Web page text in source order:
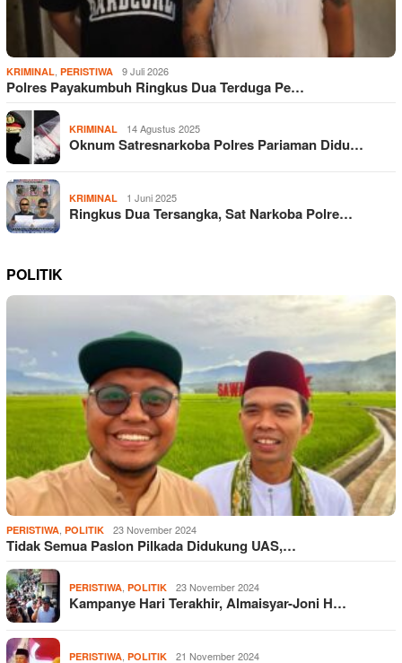
KRIMINAL PERISTIWA 9 Juli 2026
Polres Payakumbuh Ringkus Dua Terduga Pe…
KRIMINAL 14 Agustus 2025
Oknum Satresnarkoba Polres Pariaman Didu…
KRIMINAL 1 Juni 2025
Ringkus Dua Tersangka, Sat Narkoba Polre…
POLITIK
PERISTIWA POLITIK 23 November 2024
Tidak Semua Paslon Pilkada Didukung UAS,…
PERISTIWA POLITIK 23 November 2024
Kampanye Hari Terakhir, Almaisyar-Joni H…
PERISTIWA POLITIK 21 November 2024